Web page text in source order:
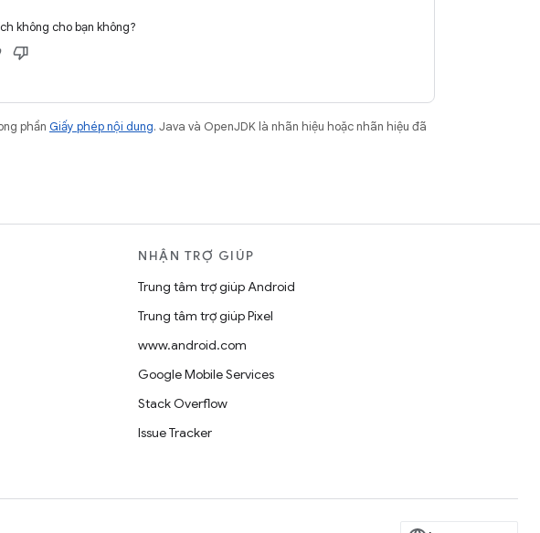
không cho bạn không?
phần Giấy phép nội dung. Java và OpenJDK là nhãn hiệu hoặc nhãn hiệu đã
NHẬN TRỢ GIÚP
Trung tâm trợ giúp Android
Trung tâm trợ giúp Pixel
www.android.com
Google Mobile Services
Stack Overflow
Issue Tracker